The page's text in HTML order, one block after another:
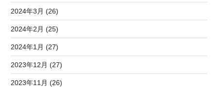
2024年3月 (26)
2024年2月 (25)
2024年1月 (27)
2023年12月 (27)
2023年11月 (26)